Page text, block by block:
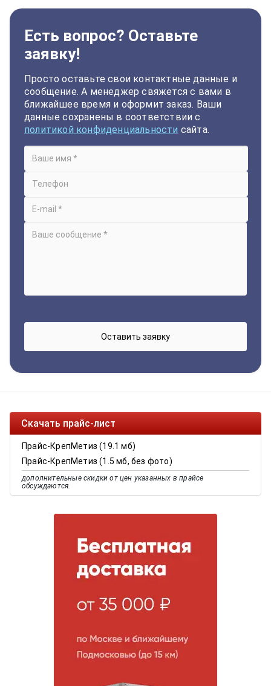
Есть вопрос? Оставьте
заявку!
Просто оставьте свои контактные данные и
сообщение. А менеджер свяжется с вами в
ближайшее время и оформит заказ. Ваши
данные сохранены в соответствии с
политикой конфиденциальности сайта.
Скачать прайс-лист
Прайс-КрепМетиз (19.1 мб)
Прайс-КрепМетиз (1.5 мб, без фото)
дополнительные скидки от цен указанных в прайсе
обсуждаются.